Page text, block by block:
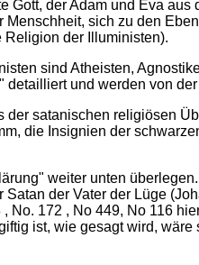
der Adam und Eva
sich zu den
Religion der Illuministen).
sind Atheisten,
und werden von
der satanischen religiösen
die Insignien der
weiter unten
der Vater der Lüge
172 , No 449, No 116
ist, wie gesagt wird,